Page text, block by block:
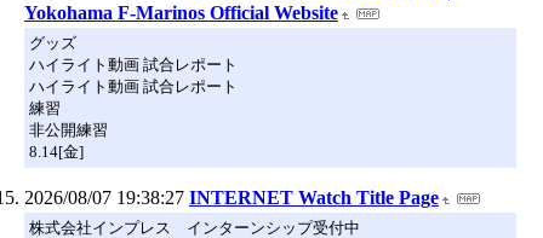
Yokohama F-Marinos Official Website
グッズ
ハイライト動画 試合レポート
ハイライト動画 試合レポート
練習
非公開練習
8.14[金]
2026/08/07 19:38:27 INTERNET Watch Title Page
株式会社インプレス インターンシップ受付中